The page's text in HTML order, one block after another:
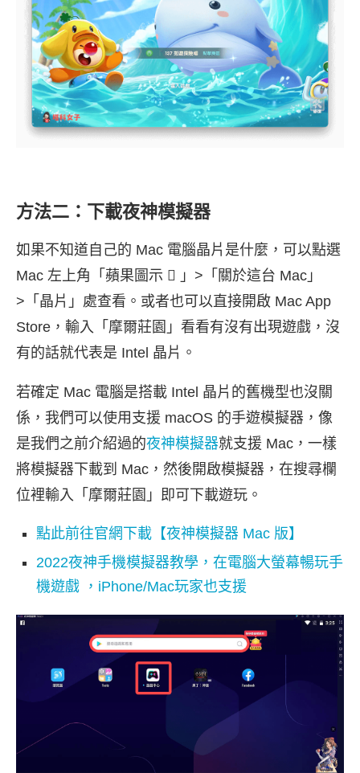
方法二：下載夜神模擬器
如果不知道自己的 Mac 電腦晶片是什麼，可以點選
Mac 左上角「蘋果圖示  」>「關於這台 Mac」
>「晶片」處查看。或者也可以直接開啟 Mac App
Store，輸入「摩爾莊園」看看有沒有出現遊戲，沒
有的話就代表是 Intel 晶片。
若確定 Mac 電腦是搭載 Intel 晶片的舊機型也沒關
係，我們可以使用支援 macOS 的手遊模擬器，像
是我們之前介紹過的夜神模擬器就支援 Mac，一樣
將模擬器下載到 Mac，然後開啟模擬器，在搜尋欄
位裡輸入「摩爾莊園」即可下載遊玩。
點此前往官網下載【夜神模擬器 Mac 版】
2022夜神手機模擬器教學，在電腦大螢幕暢玩手
機遊戲 ，iPhone/Mac玩家也支援